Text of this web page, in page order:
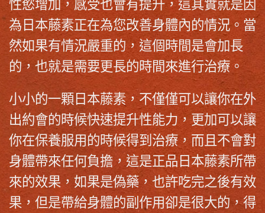
性慾增加，感受也會有提升，這其實就是因
為日本藤素正在為您改善身體內的情況。當
然如果有情況嚴重的，這個時間是會加長
的，也就是需要更長的時間來進行治療。
小小的一顆日本藤素，不僅僅可以讓你在外
出約會的時候快速提升性能力，更加可以讓
你在保養服用的時候得到治療，而且不會對
身體帶來任何負擔，這是正品 日本藤素所帶
來的效果，如果是偽藥，也許吃完之後有效
果，但是帶給身體的副作用卻是很大的，得